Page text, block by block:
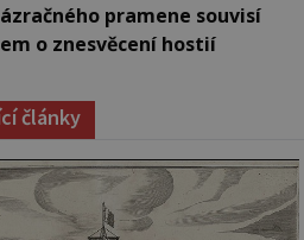
pramene souvisí
o znesvěcení hostií
články